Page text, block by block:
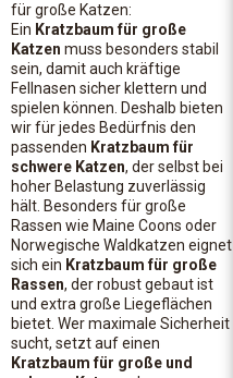
für große Katzen:
Ein Kratzbaum für große
Katzen muss besonders stabil
sein, damit auch kräftige
Fellnasen sicher klettern und
spielen können. Deshalb bieten
wir für jedes Bedürfnis den
passenden Kratzbaum für
schwere Katzen, der selbst bei
hoher Belastung zuverlässig
hält. Besonders für große
Rassen wie Maine Coons oder
Norwegische Waldkatzen eignet
sich ein Kratzbaum für große
Rassen, der robust gebaut ist
und extra große Liegeflächen
bietet. Wer maximale Sicherheit
sucht, setzt auf einen
Kratzbaum für große und